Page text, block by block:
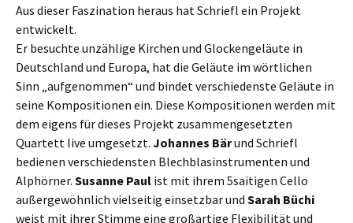
Aus dieser Faszination heraus hat Schriefl ein Projekt
entwickelt.
Er besuchte unzählige Kirchen und Glockengeläute in
Deutschland und Europa, hat die Geläute im wörtlichen
Sinn „aufgenommen“ und bindet verschiedenste Geläute in
seine Kompositionen ein. Diese Kompositionen werden mit
dem eigens für dieses Projekt zusammengesetzten
Quartett live umgesetzt. Johannes Bärund Schriefl
bedienen verschiedensten Blechblasinstrumenten und
Alphörner. Susanne Paul ist mit ihrem 5saitigen Cello
außergewöhnlich vielseitig einsetzbar und Sarah Büchi
weist mit ihrer Stimme eine großartige Flexibilität und